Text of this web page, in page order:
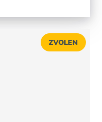
ZVOLEN